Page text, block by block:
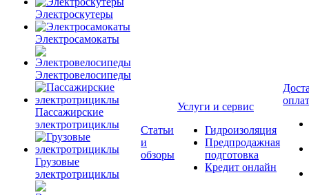
Электроскутеры
Электросамокаты
Электровелосипеды
Пассажирские
электротрициклы
Грузовые
электротрициклы
Статьи
и
обзоры
Услуги и сервис
Гидроизоляция
Предпродажная
подготовка
Кредит онлайн